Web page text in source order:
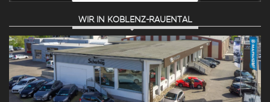
Zustimmen
und
aktivieren
WIR IN KOBLENZ-RAUENTAL